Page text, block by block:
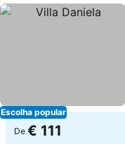
Escolha popular
De € 111